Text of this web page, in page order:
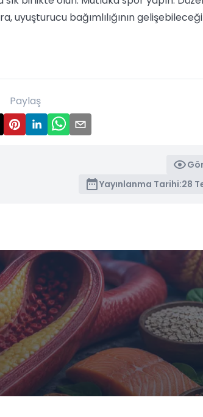
uyuşturucu bağımlılığının
Paylaş
Yayınlanma Tarihi:28